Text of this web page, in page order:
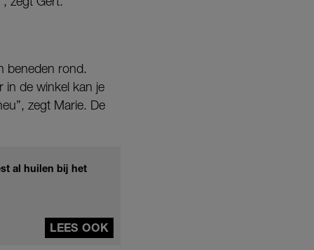
beneden rond.
in de winkel kan je
zegt Marie. De
al huilen bij het
LEES OOK